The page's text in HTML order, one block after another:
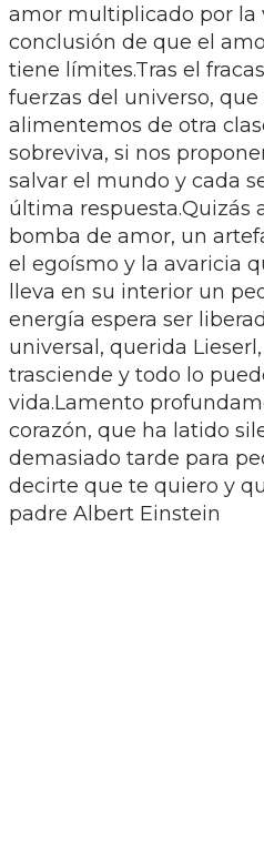
amor multiplicado por la
conclusión de que el
tiene límites.Tras el
fuerzas del universo,
alimentemos de otra
sobreviva, si nos
salvar el mundo y cada
última respuesta.Quizás
bomba de amor, un
el egoísmo y la avaricia
lleva en su interior un
energía espera ser
universal, querida
trasciende y todo lo
vida.Lamento
corazón, que ha latido
demasiado tarde para
decirte que te quiero y
padre Albert Einstein